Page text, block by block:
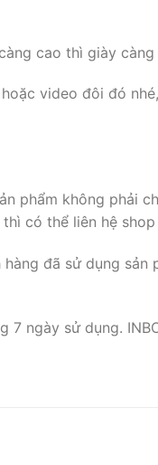
cao thì giày càng
video đôi đó
phẩm không phải
có thể liên hệ
đã sử dụng sản
7 ngày sử dụng.